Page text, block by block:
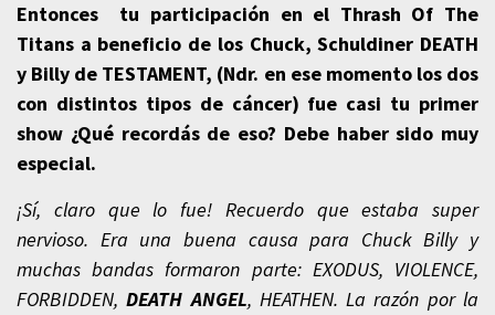
Entonces tu participación en el Thrash Of The
Titans a beneficio de los Chuck, Schuldiner DEATH
y Billy de TESTAMENT, (Ndr. en ese momento los dos
con distintos tipos de cáncer) fue casi tu primer
show ¿Qué recordás de eso? Debe haber sido muy
especial.
¡Sí, claro que lo fue! Recuerdo que estaba super
nervioso. Era una buena causa para Chuck Billy y
muchas bandas formaron parte: EXODUS, VIOLENCE,
FORBIDDEN,DEATH ANGEL, HEATHEN. La razón por la